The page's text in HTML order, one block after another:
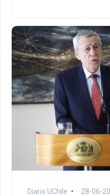
Diario UChile 28-06-